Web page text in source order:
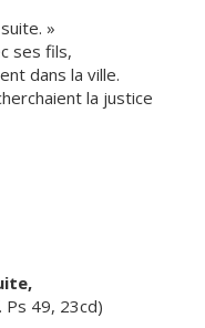
»
ses fils,
dans la ville.
la justice
Ps 49, 23cd)